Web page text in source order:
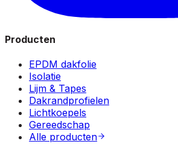
Producten
EPDM dakfolie
Isolatie
Lijm & Tapes
Dakrandprofielen
Lichtkoepels
Gereedschap
Alle producten